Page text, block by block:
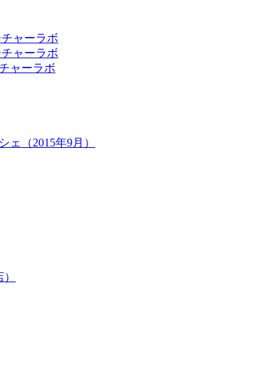
ャーラボ
ャーラボ
ャーラボ
ェ（2015年9月）